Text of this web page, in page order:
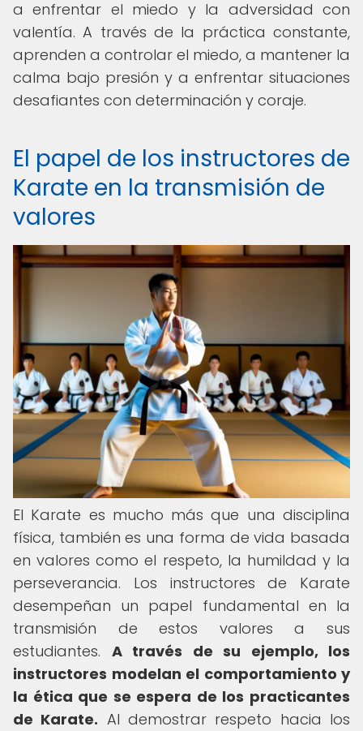
a enfrentar el miedo y la adversidad con
valentía. A través de la práctica constante,
aprenden a controlar el miedo, a mantener la
calma bajo presión y a enfrentar situaciones
desafiantes con determinación y coraje.
El papel de los instructores de
Karate en la transmisión de
valores
El Karate es mucho más que una disciplina
física, también es una forma de vida basada
en valores como el respeto, la humildad y la
perseverancia. Los instructores de Karate
desempeñan un papel fundamental en la
transmisión de estos valores a sus
estudiantes. A través de su ejemplo, los
instructores modelan el comportamiento y
la ética que se espera de los practicantes
de Karate. Al demostrar respeto hacia los